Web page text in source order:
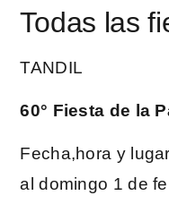
Todas las
TANDIL
60° Fiesta de la
Fecha,hora y
al domingo 1 de